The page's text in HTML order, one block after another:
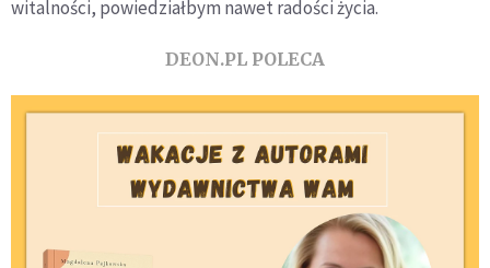
witalności, powiedziałbym nawet radości życia.
DEON.PL POLECA